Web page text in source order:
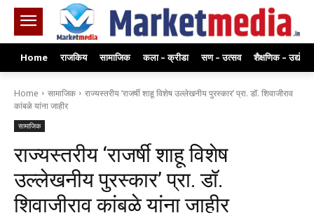
Home राजकिय सामाजिक कला – क्रीडा सण – उत्सव शैक्षणिक – उद्योग
Home सामाजिक
राज्यस्तरीय ‘राजर्षी शाहू विशेष उल्लेखनीय पुरस्कार’ प्रा. डॉ. शिवाजीराव
कांबळे यांना जाहीर
सामाजिक
राज्यस्तरीय ‘राजर्षी शाहू विशेष
उल्लेखनीय पुरस्कार’ प्रा. डॉ.
शिवाजीराव कांबळे यांना जाहीर